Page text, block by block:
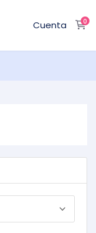
Cuenta 0